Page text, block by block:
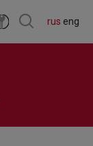
rus eng